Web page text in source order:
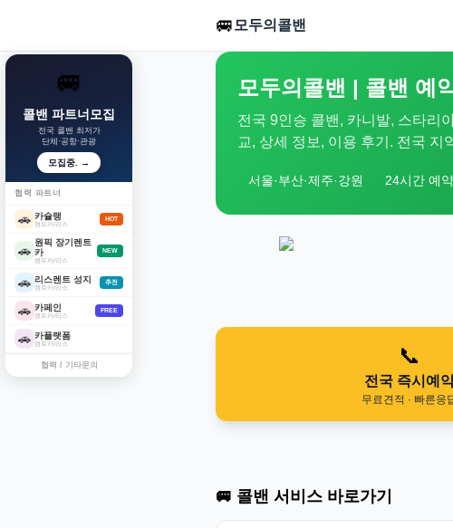
🚐 모두의콜밴
모두의콜밴 | 콜밴 예
전국 9인승 콜밴, 카니발, 스타리
교, 상세 정보, 이용 후기. 전국 지
서울·부산·제주·강원 24시간 예약
📞
전국 즉시예
무료견적 · 빠른응
🚐 콜밴 서비스 바로가기
🚐
콜밴 파트너모집
전국 콜밴 최저가
단체·공항·관광
모집중. →
협력 파트너
🚗 카슐랭
렌트카/리스
HOT
🚗
원픽 장기렌트
카
렌트카/리스
NEW
🚗 리스렌트 성지
렌트카/리스
추천
🚗 카페인
렌트카/리스
FREE
🚗 카플랫폼
렌트카/리스
협력 / 기타문의